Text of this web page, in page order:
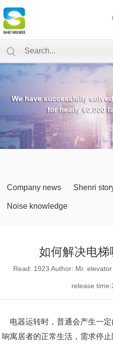
Company news Shenri
Noise knowledge
如何解决电梯
Read: 1923 Author: Mr.
release
电器运转时，普通会产生一
响寓居者的正常生活，需求停